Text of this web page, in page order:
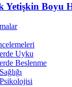
Yetişkin Boyu
Uyku
Beslenme